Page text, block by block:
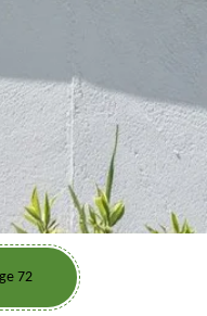
72